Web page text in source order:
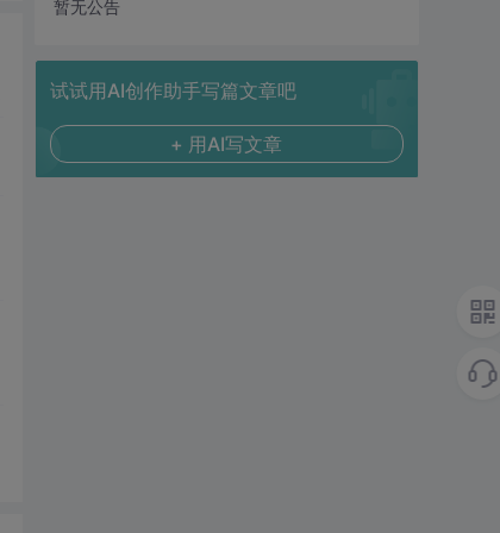
暂无公告
试试用AI创作助手写篇文章吧
+ 用AI写文章